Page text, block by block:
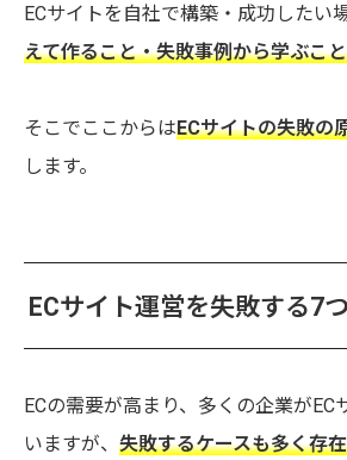
ECサイトを自社で構築・成功したい場
えて作ること・失敗事例から学ぶこ
そこでここからはECサイトの失敗の
します。
ECサイト運営を失敗する7
ECの需要が高まり、多くの企業がEC
いますが、 失敗するケースも多く存在